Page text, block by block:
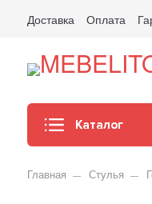
Доставка Оплата
Каталог
Главная Стулья